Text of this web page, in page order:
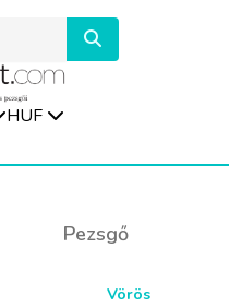
HUF
Pezsgő
Vörös